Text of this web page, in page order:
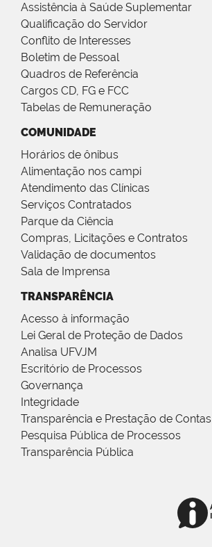
Assistência à Saúde Suplementar
Qualificação do Servidor
Conflito de Interesses
Boletim de Pessoal
Quadros de Referência
Cargos CD, FG e FCC
Tabelas de Remuneração
COMUNIDADE
Horários de ônibus
Alimentação nos campi
Atendimento das Clínicas
Serviços Contratados
Parque da Ciência
Compras, Licitações e Contratos
Validação de documentos
Sala de Imprensa
TRANSPARÊNCIA
Acesso à informação
Lei Geral de Proteção de Dados
Analisa UFVJM
Escritório de Processos
Governança
Integridade
Transparência e Prestação de Contas
Pesquisa Pública de Processos
Transparência Pública